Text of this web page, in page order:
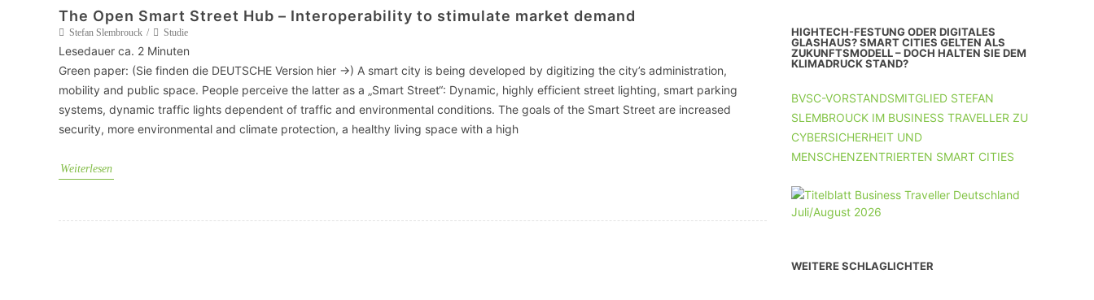
SMART CHARITIES
SMART CITY TERMINOLOGIE
UNTERNEHMEN MIT 11-50 MA
VERANSTALTUNG
EINREICHEN
VERANSTALTUNGSORTE
The Open Smart Street Hub – Interoperability to stimulate market demand
Stefan Slembrouck Studie
Lesedauer ca. 2 Minuten
Green paper: (Sie finden die DEUTSCHE Version hier ->) A smart city is being developed by digitizing the city’s administration,
mobility and public space. People perceive the latter as a „Smart Street“: Dynamic, highly efficient street lighting, smart parking
systems, dynamic traffic lights dependent of traffic and environmental conditions. The goals of the Smart Street are increased
security, more environmental and climate protection, a healthy living space with a high
Weiterlesen
HIGHTECH-FESTUNG ODER DIGITALES
GLASHAUS? SMART CITIES GELTEN ALS
ZUKUNFTSMODELL – DOCH HALTEN SIE DEM
KLIMADRUCK STAND?
BVSC-VORSTANDSMITGLIED STEFAN
SLEMBROUCK IM BUSINESS TRAVELLER ZU
CYBERSICHERHEIT UND
MENSCHENZENTRIERTEN SMART CITIES
WEITERE SCHLAGLICHTER